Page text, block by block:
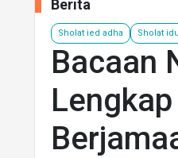
Berita
Sholat ied adha Sholat
Bacaan